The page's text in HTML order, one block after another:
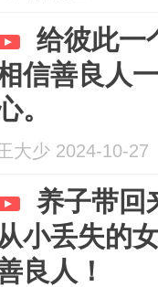
给彼此一
信善良人
。
大少 2024-10-27
养子带回
小丢失的
良人！